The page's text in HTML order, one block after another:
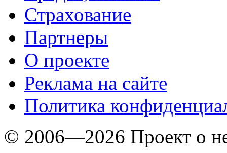
Страхование
Партнеры
O проекте
Реклама на сайте
Политика
© 2006—2026 Проект о